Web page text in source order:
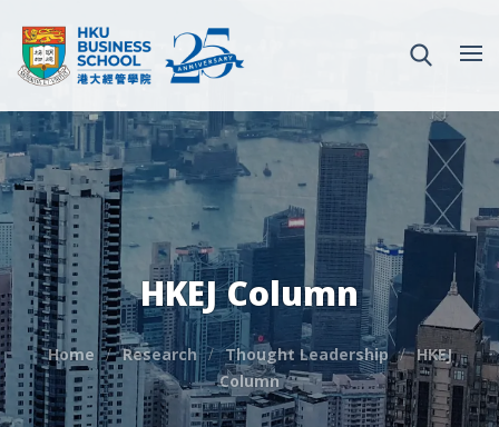
HKEJ Column
Home Research Thought Leadership
HKEJ
Column